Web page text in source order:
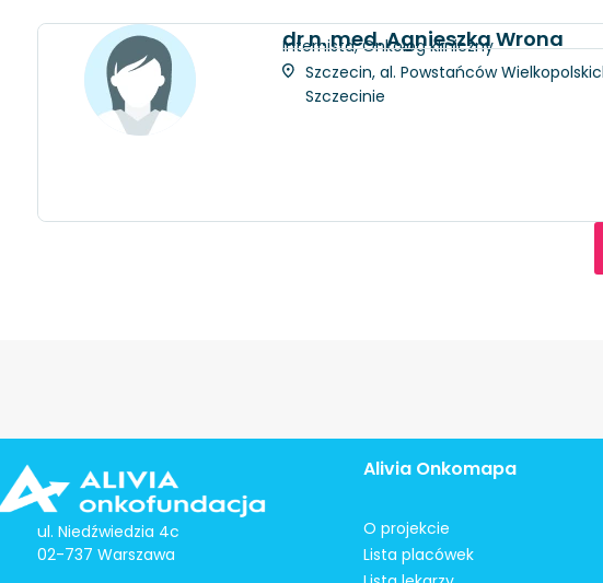
dr n. med. Agnieszka Wrona
Internista, Onkolog kliniczny
Szczecin, al. Powstańców
Szczecinie
ul. Niedźwiedzia 4c
02-737 Warszawa
Alivia Onkomapa
O projekcie
Lista placówek